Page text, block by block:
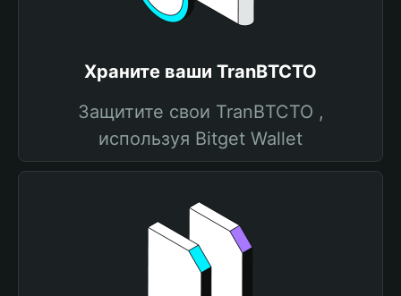
Храните ваши TranBTCTO
Защитите свои TranBTCTO ,
используя Bitget Wallet